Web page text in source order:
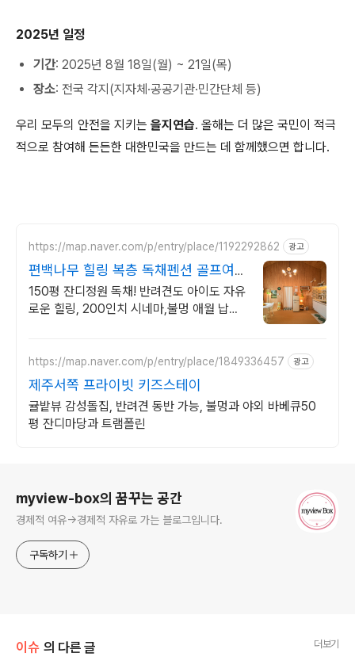
2025년 일정
기간: 2025년 8월 18일(월) ~ 21일(목)
장소: 전국 각지(지자체·공공기관·민간단체 등)
우리 모두의 안전을 지키는 을지연습. 올해는 더 많은 국민이 적극
적으로 참여해 든든한 대한민국을 만드는 데 함께했으면 합니다.
https://map.naver.com/p/entry/place/1192292862 광고
편백나무 힐링 복층 독채펜션 골프여행
최적! 곽지해변근처
150평 잔디정원 독채! 반려견도 아이도 자유
로운 힐링, 200인치 시네마,불멍 애월 납읍
https://map.naver.com/p/entry/place/1849336457 광고
제주서쪽 프라이빗 키즈스테이
귤밭뷰 감성돌집, 반려견 동반 가능, 불멍과 야외 바베큐50
평 잔디마당과 트램폴린
myview-box의 꿈꾸는 공간
경제적 여유->경제적 자유로 가는 블로그입니다.
구독하기
이슈 의 다른 글 더보기